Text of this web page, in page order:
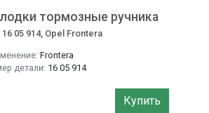
тормозные ручника
16 05 914, Opel Frontera
Frontera
детали: 16 05 914
Купить